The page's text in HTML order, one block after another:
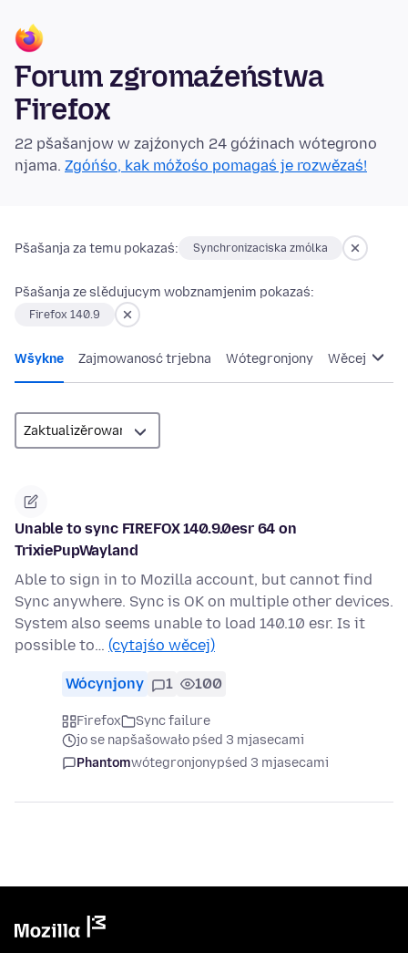
Forum zgromaźeństwa
Firefox
22 pšašanjow w zajźonych 24 góźinach wótegrono
njama. Zgóńśo, kak móžośo pomagaś je rozwězaś!
Pšašanja za temu pokazaś: Synchronizaciska zmólka
Pšašanja ze slědujucym wobznamjenim pokazaś:
Firefox 140.9
Wšykne Zajmowanosć trjebna Wótegronjony Wěcej
Unable to sync FIREFOX 140.9.0esr 64 on
TrixiePupWayland
Able to sign in to Mozilla account, but cannot find
Sync anywhere. Sync is OK on multiple other devices.
System also seems unable to load 140.10 esr. Is it
possible to… (cytajśo wěcej)
Wócynjony 1 100
Firefox
Sync failure
jo se napšašowało pśed 3 mjasecami
Phantomwótegronjonypśed 3 mjasecami